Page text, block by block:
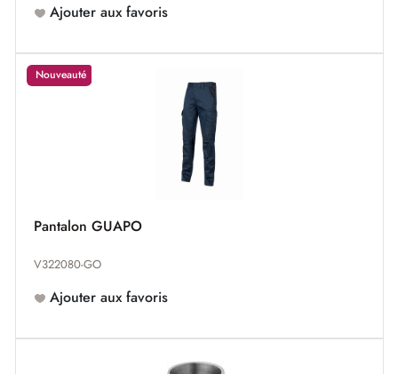
Ajouter aux favoris
Nouveauté
Pantalon GUAPO
V322080-GO
Ajouter aux favoris